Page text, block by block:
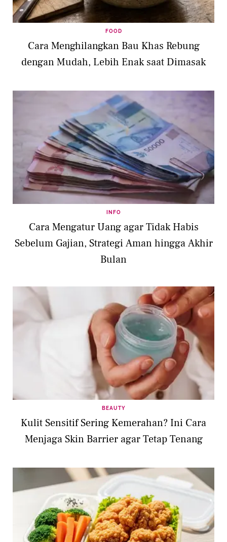
FOOD
Cara Menghilangkan Bau Khas Rebung
dengan Mudah, Lebih Enak saat Dimasak
INFO
Cara Mengatur Uang agar Tidak Habis
Sebelum Gajian, Strategi Aman hingga Akhir
Bulan
BEAUTY
Kulit Sensitif Sering Kemerahan? Ini Cara
Menjaga Skin Barrier agar Tetap Tenang